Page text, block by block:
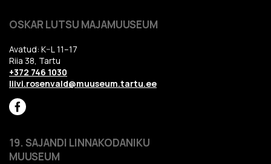
OSKAR LUTSU MAJAMUUSEUM
Avatud: K–L 11–17
Riia 38, Tartu
+372 746 1030
liivi.rosenvald@muuseum.tartu.ee
19. SAJANDI LINNAKODANIKU
MUUSEUM